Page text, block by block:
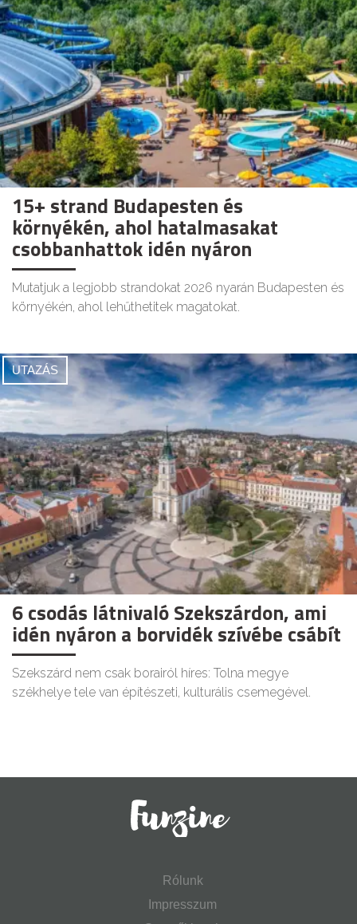
15+ strand Budapesten és
környékén, ahol hatalmasakat
csobbanhattok idén nyáron
Mutatjuk a legjobb strandokat 2026 nyarán Budapesten és
környékén, ahol lehűthetitek magatokat.
UTAZÁS
6 csodás látnivaló Szekszárdon, ami
idén nyáron a borvidék szívébe csábít
Szekszárd nem csak borairól híres: Tolna megye
székhelye tele van építészeti, kulturális csemegével.
Rólunk
Impresszum